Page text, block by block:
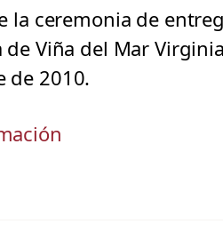
la ceremonia de
de Viña del Mar
de 2010.